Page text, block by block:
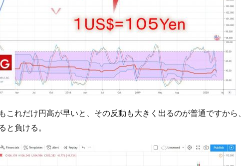
れだけ円高が早いと、その反動も大きく出るのが普通ですから、
と負ける。